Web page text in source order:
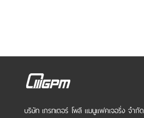
บริษัท เกรทเตอร์ โพลี แมนูแฟคเจอริ่ง จำกัด